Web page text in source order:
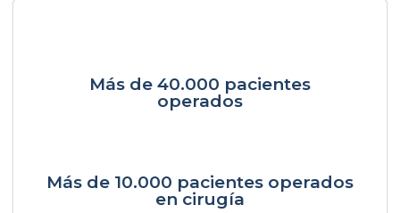
Más de 40.000 pacientes
operados
Más de 10.000 pacientes operados
en cirugía